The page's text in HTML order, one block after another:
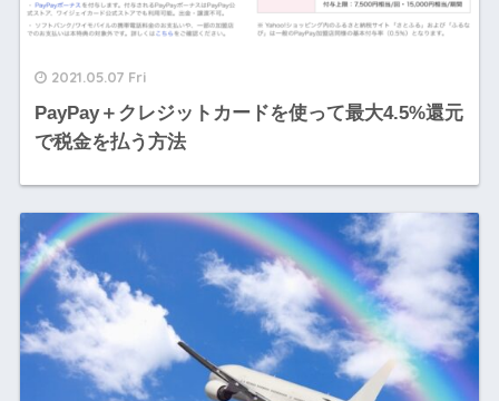
2021.05.07 Fri
PayPay＋クレジットカードを使って最大4.5%還元
で税金を払う方法